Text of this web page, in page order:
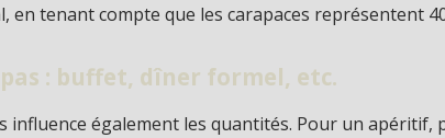
en tenant compte que les carapaces représentent
: buffet, dîner formel, etc.
influence également les quantités. Pour un apéritif,